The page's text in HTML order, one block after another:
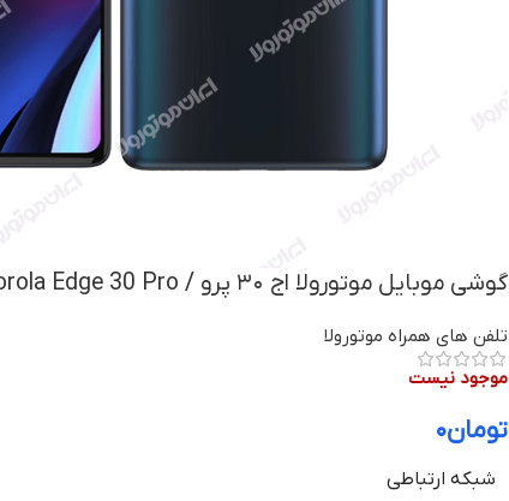
گوشی موبایل موتورولا اج ۳۰ پرو / Motorola Edge 30 Pro
تلفن های همراه موتورولا
موجود نیست
تومان۰
شبکه ارتباطی